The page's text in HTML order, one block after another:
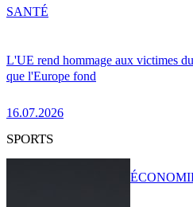
L'UE rend hommage aux victimes
que l'Europe fond
16.07.2026
SANTÉ
SPORTS